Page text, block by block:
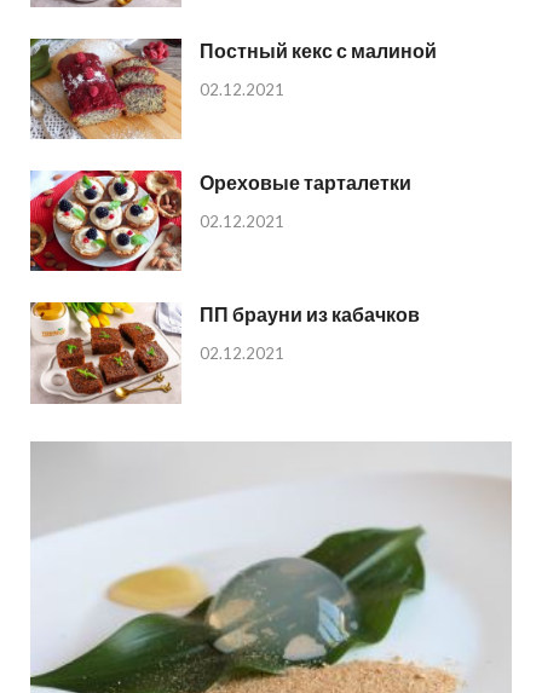
Постный кекс с малиной
02.12.2021
Ореховые тарталетки
02.12.2021
ПП брауни из кабачков
02.12.2021